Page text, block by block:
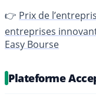
👉 Prix de
entreprises
Easy Bourse
Plateforme